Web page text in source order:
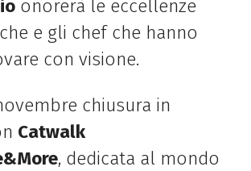
onorerà le eccellenze
e gli chef che hanno
con visione.
chiusura in
Catwalk
, dedicata al mondo